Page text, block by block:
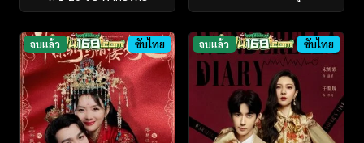
จบแล้ว ซับไทย จบแล้ว ซับไทย